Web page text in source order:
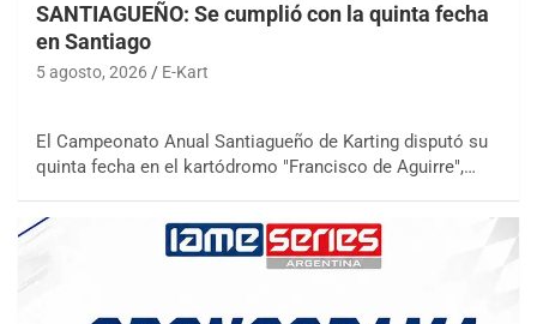
SANTIAGUEÑO: Se cumplió con la quinta fecha
en Santiago
5 agosto, 2026 E-Kart
El Campeonato Anual Santiagueño de Karting disputó su
quinta fecha en el kartódromo "Francisco de Aguirre",…